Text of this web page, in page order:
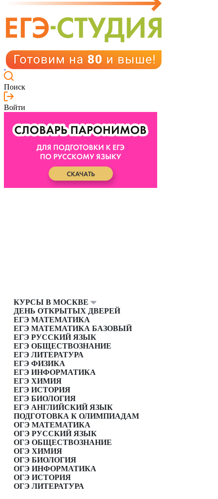
Поиск
Войти
КУРСЫ В МОСКВЕ
ДЕНЬ ОТКРЫТЫХ ДВЕРЕЙ
ЕГЭ МАТЕМАТИКА
ЕГЭ МАТЕМАТИКА БАЗОВЫЙ
ЕГЭ РУССКИЙ ЯЗЫК
ЕГЭ ОБЩЕСТВОЗНАНИЕ
ЕГЭ ЛИТЕРАТУРА
ЕГЭ ФИЗИКА
ЕГЭ ИНФОРМАТИКА
ЕГЭ ХИМИЯ
ЕГЭ ИСТОРИЯ
ЕГЭ БИОЛОГИЯ
ЕГЭ АНГЛИЙСКИЙ ЯЗЫК
ПОДГОТОВКА К ОЛИМПИАДАМ
ОГЭ МАТЕМАТИКА
ОГЭ РУССКИЙ ЯЗЫК
ОГЭ ОБЩЕСТВОЗНАНИЕ
ОГЭ ХИМИЯ
ОГЭ БИОЛОГИЯ
ОГЭ ИНФОРМАТИКА
ОГЭ ИСТОРИЯ
ОГЭ ЛИТЕРАТУРА